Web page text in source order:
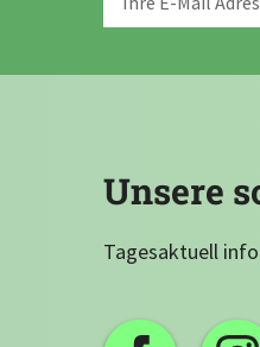
Unsere
Tagesaktuell